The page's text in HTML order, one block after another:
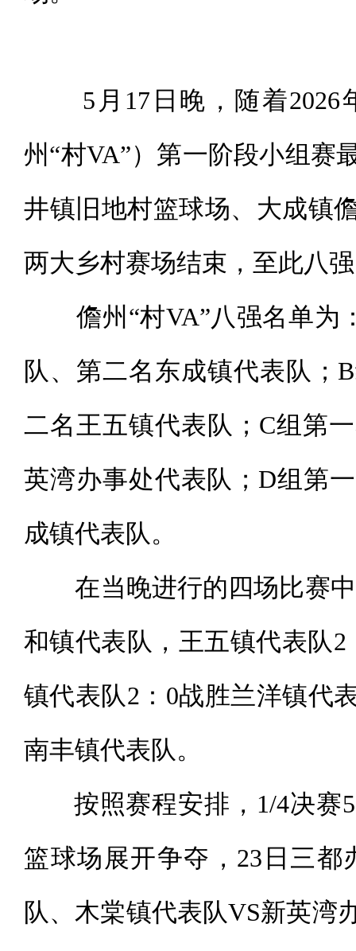
5月17日晚，随着2026
州“村VA”）第一阶段小组赛
井镇旧地村篮球场、大成镇
两大乡村赛场结束，至此八
儋州“村VA”八强名单为
队、第二名东成镇代表队；
二名王五镇代表队；C组第
英湾办事处代表队；D组第
成镇代表队。
在当晚进行的四场比赛中
和镇代表队，王五镇代表队
镇代表队2：0战胜兰洋镇代
南丰镇代表队。
按照赛程安排，1/4决赛5
篮球场展开争夺，23日三
队、木棠镇代表队VS新英湾